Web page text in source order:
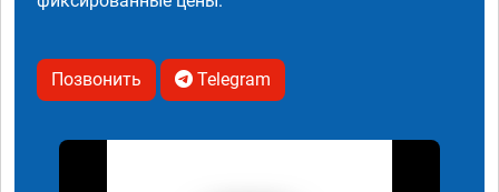
Позвонить Telegram